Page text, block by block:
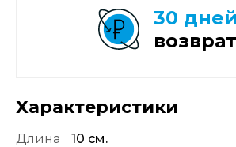
Характеристики
Длина
10 см.
30 дней
возврат